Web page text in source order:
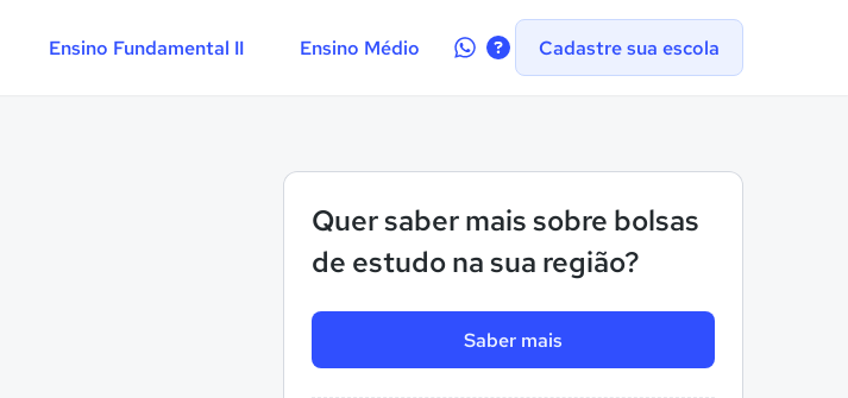
Ensino Fundamental II Ensino Médio
Contate-Cadastre sua escola
Quer saber mais sobre bolsas
de estudo na sua região?
Saber mais